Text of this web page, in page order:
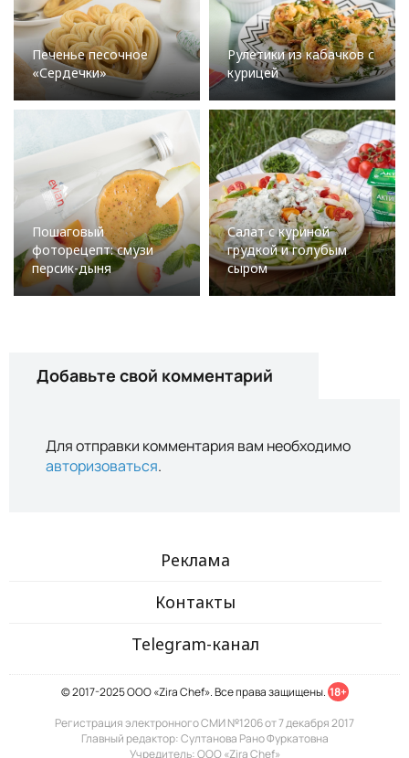
Печенье песочное
«Сердечки»
Рулетики из кабачков с
курицей
Пошаговый
фоторецепт: смузи
персик-дыня
Салат с куриной
грудкой и голубым
сыром
Добавьте свой комментарий
Для отправки комментария вам необходимо
авторизоваться.
Реклама
Контакты
Telegram-канал
© 2017-2025 ООО «Zira Chef». Все права защищены. 18+
Регистрация электронного СМИ №1206 от 7 декабря 2017
Главный редактор: Султанова Рано Фуркатовна
Учредитель: ООО «Zira Chef»